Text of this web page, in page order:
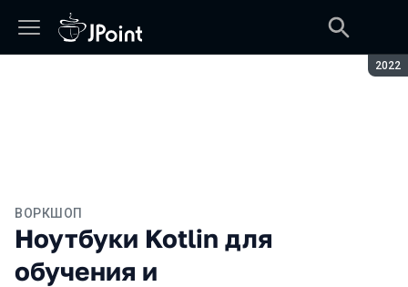
2022
ВОРКШОП
Ноутбуки Kotlin для
обучения и